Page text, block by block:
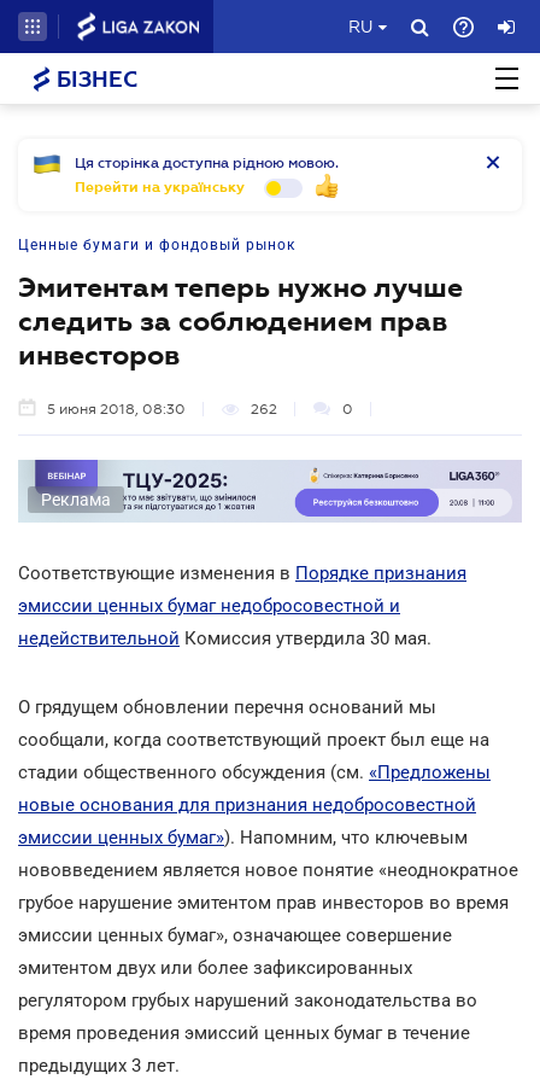
RU
БІЗНЕС
Ця сторінка доступна рідною мовою.
Перейти на українську
Ценные бумаги и фондовый рынок
Эмитентам теперь нужно лучше
следить за соблюдением прав
инвесторов
5 июня 2018, 08:30 262 0
Реклама
Соответствующие изменения в Порядке признания
эмиссии ценных бумаг недобросовестной и
недействительной Комиссия утвердила 30 мая.
О грядущем обновлении перечня оснований мы
сообщали, когда соответствующий проект был еще на
стадии общественного обсуждения (см. «Предложены
новые основания для признания недобросовестной
эмиссии ценных бумаг»). Напомним, что ключевым
нововведением является новое понятие «неоднократное
грубое нарушение эмитентом прав инвесторов во время
эмиссии ценных бумаг», означающее совершение
эмитентом двух или более зафиксированных
регулятором грубых нарушений законодательства во
время проведения эмиссий ценных бумаг в течение
предыдущих 3 лет.